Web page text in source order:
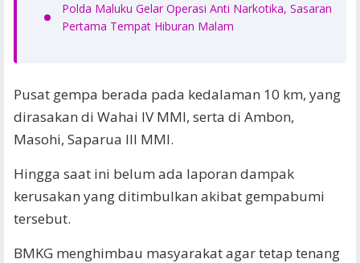
Polda Maluku Gelar Operasi Anti Narkotika, Sasaran
Pertama Tempat Hiburan Malam
Pusat gempa berada pada kedalaman 10 km, yang
dirasakan di Wahai IV MMI, serta di Ambon,
Masohi, Saparua III MMI.
Hingga saat ini belum ada laporan dampak
kerusakan yang ditimbulkan akibat gempabumi
tersebut.
BMKG menghimbau masyarakat agar tetap tenang